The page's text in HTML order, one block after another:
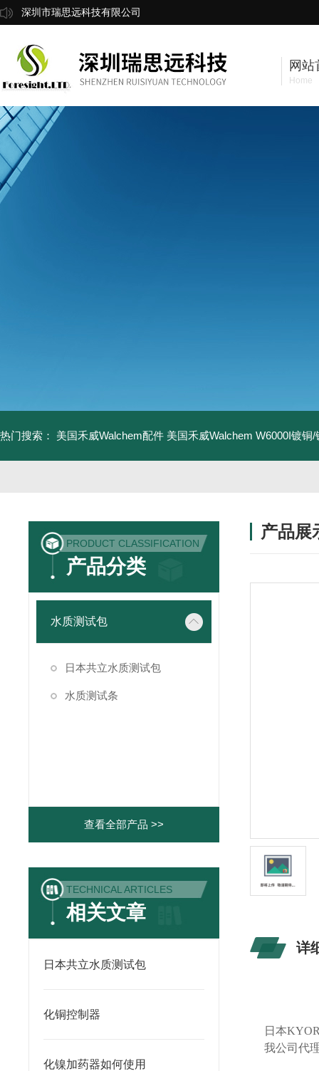
深圳市瑞思远科技有限公司
网站
Home
热门搜索： 美国禾威Walchem配件 美国禾威Walchem W6000I镀铜
PRODUCT CLASSIFICATION
产品分类
水质测试包
日本共立水质测试包
水质测试条
查看全部产品 >>
TECHNICAL ARTICLES
相关文章
日本共立水质测试包
化铜控制器
化镍加药器如何使用
产品展
详
日本
我公司代